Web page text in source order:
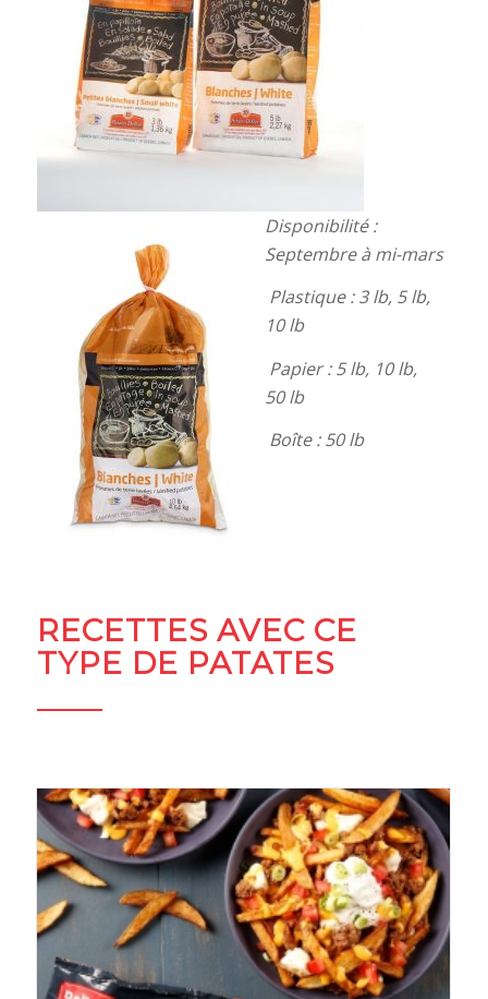
Disponibilité :
Septembre à mi-mars
Plastique : 3 lb, 5 lb,
10 lb
Papier : 5 lb, 10 lb,
50 lb
Boîte : 50 lb
RECETTES AVEC CE
TYPE DE PATATES